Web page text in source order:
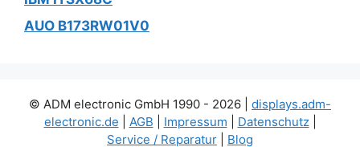
AUO B173RW01V0
© ADM electronic GmbH 1990 - 2026 | displays.adm-
electronic.de
AGB Impressum Datenschutz|
Service / Reparatur
Blog